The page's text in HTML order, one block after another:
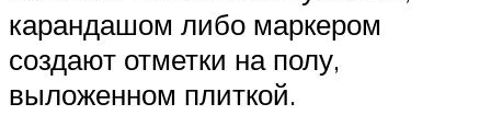
карандашом либо маркером
создают отметки на полу,
выложенном плиткой.